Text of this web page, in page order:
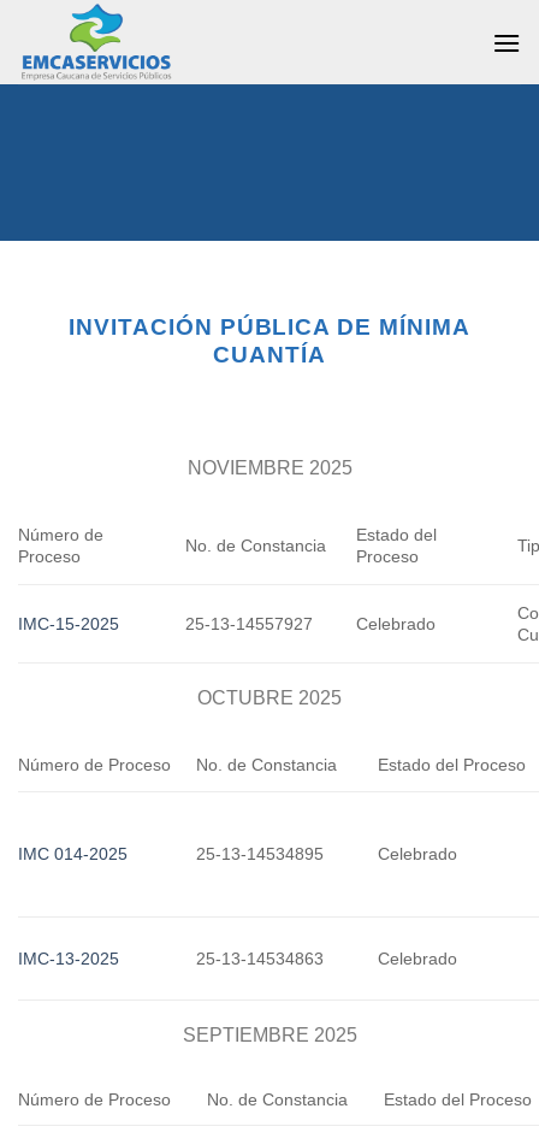
content
INVITACIÓN PÚBLICA DE MÍNIMA
CUANTÍA
NOVIEMBRE 2025
Número de
Proceso
No. de Constancia
Estado del
Proceso
IMC-15-2025 25-13-14557927 Celebrado
OCTUBRE 2025
Número de Proceso No. de Constancia Estado del Proceso
IMC 014-2025 25-13-14534895 Celebrado
IMC-13-2025 25-13-14534863 Celebrado
SEPTIEMBRE 2025
Número de Proceso No. de Constancia Estado del Proceso